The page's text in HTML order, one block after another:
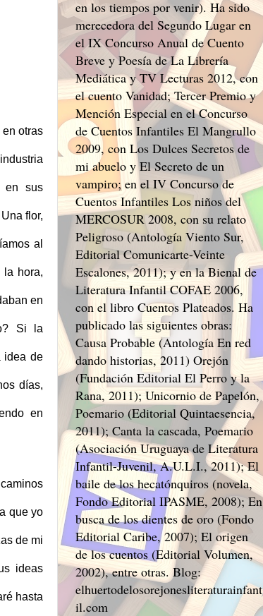
otras
en sus
flor,
al
la hora,
en
Si la
idea de
días,
en
que yo
de mi
ideas
hasta
en los tiempos por venir). Ha sido
merecedora del Segundo Lugar en
el IX Concurso Anual de Cuento
Breve y Poesía de La Librería
Mediática y TV Lecturas 2012, con
el cuento Vanidad; Tercer Premio y
Mención Especial en el Concurso
de Cuentos Infantiles El Mangrullo
2009, con Los Dulces Secretos de
mi abuelo y El Secreto de un
vampiro; en el IV Concurso de
Cuentos Infantiles Los niños del
MERCOSUR 2008, con su relato
Peligroso (Antología Viento Sur,
Editorial Comunicarte-Veinte
Escalones, 2011); y en la Bienal de
Literatura Infantil COFAE 2006,
con el libro Cuentos Plateados. Ha
publicado las siguientes obras:
Causa Probable (Antología En red
dando historias, 2011) Orejón
(Fundación Editorial El Perro y la
Rana, 2011); Unicornio de Papelón,
Poemario (Editorial Quintaesencia,
2011); Canta la cascada, Poemario
(Asociación Uruguaya de Literatura
Infantil-Juvenil, A.U.L.I., 2011); El
baile de los hecatónquiros (novela,
Fondo Editorial IPASME, 2008); En
busca de los dientes de oro (Fondo
Editorial Caribe, 2007); El origen
de los cuentos (Editorial Volumen,
2002), entre otras. Blog:
elhuertodelosorejonesliteraturainfant
il.com